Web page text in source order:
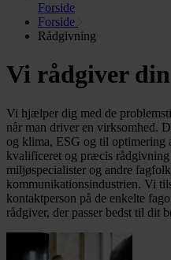
Forside
Forside
Rådgivning
Vi rådgiver
Vi hjælper dig med de
når man driver en virksomhed.
og klima, ESG og til
kvalificeret og præcis rådgivning
miljøspecialister og andre
kommunikationsindustrien. Vi
kontaktperson på de enkelte
rådgiver, der passer bedst til dit